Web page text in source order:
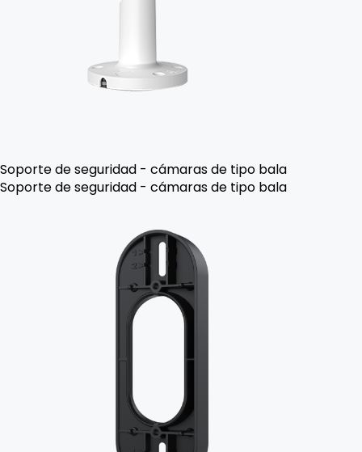
Soporte de seguridad - cámaras de tipo bala
Soporte de seguridad - cámaras de tipo bala